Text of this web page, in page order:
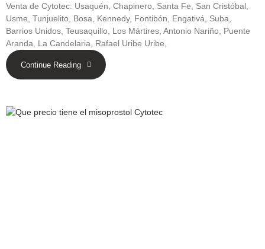
Venta de Cytotec: Usaquén, Chapinero, Santa Fe, San Cristóbal,
Usme, Tunjuelito, Bosa, Kennedy, Fontibón, Engativá, Suba,
Barrios Unidos, Teusaquillo, Los Mártires, Antonio Nariño, Puente
Aranda, La Candelaria, Rafael Uribe Uribe,
Continue Reading